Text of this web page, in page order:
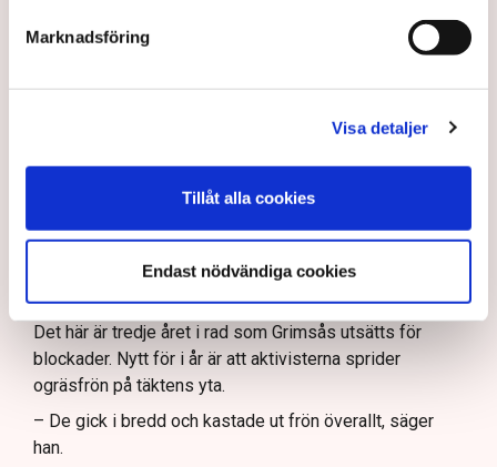
Marknadsföring
Visa detaljer
Tillåt alla cookies
Endast nödvändiga cookies
Dialogpolisen på plats står maktlös inför
Frågor kvarstår om finansiering av illegal aktivism.
minuter innan aktivisterna sprang emot oss. Då kunde vi
inte göra annat än att gå av. Då passar de på att klättra
upp på traktorerna. Sedan fredagen har aktivisterna
suttit på våra maskiner redan på morgonen, vilket gjort
att vi inte kunnat köra något alls. De går också runt med
Sprider ogräsfrön
Det här är tredje året i rad som Grimsås utsätts för
blockader. Nytt för i år är att aktivisterna sprider
ogräsfrön på täktens yta.
– De gick i bredd och kastade ut frön överallt, säger
han.